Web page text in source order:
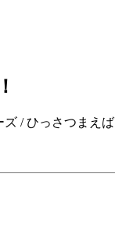
ズ / ひっさつまえば